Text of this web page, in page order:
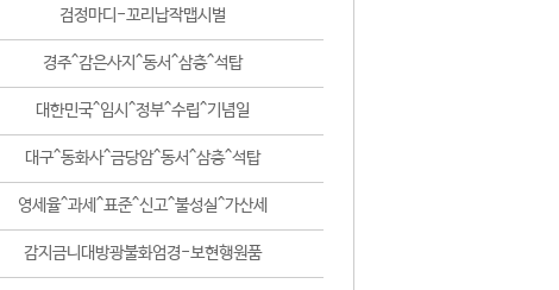
검정마디-꼬리납작맵시벌
경주^감은사지^동서^삼층^석탑
대한민국^임시^정부^수립^기념일
대구^동화사^금당암^동서^삼층^석탑
영세율^과세^표준^신고^불성실^가산세
감지금니대방광불화엄경-보현행원품